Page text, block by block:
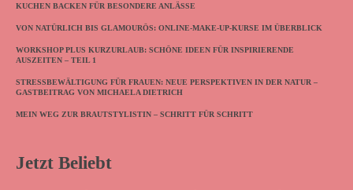
KUCHEN BACKEN FÜR BESONDERE ANLÄSSE
VON NATÜRLICH BIS GLAMOURÖS: ONLINE-MAKE-UP-KURSE IM ÜBERBLICK
WORKSHOP PLUS KURZURLAUB: SCHÖNE IDEEN FÜR INSPIRIERENDE
AUSZEITEN – TEIL 1
STRESSBEWÄLTIGUNG FÜR FRAUEN: NEUE PERSPEKTIVEN IN DER NATUR –
GASTBEITRAG VON MICHAELA DIETRICH
MEIN WEG ZUR BRAUTSTYLISTIN – SCHRITT FÜR SCHRITT
Jetzt Beliebt